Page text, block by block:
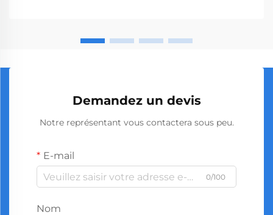
Demandez un devis
Notre représentant vous contactera sous peu.
E-mail
0/100
Nom